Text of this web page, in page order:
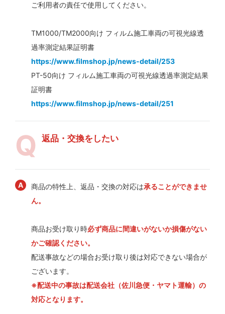
ご利用者の責任で使用してください。
TM1000/TM2000向け フィルム施工車両の可視光線透
過率測定結果証明書
https://www.filmshop.jp/news-detail/253
PT-50向け フィルム施工車両の可視光線透過率測定結果
証明書
https://www.filmshop.jp/news-detail/251
返品・交換をしたい
商品の特性上、返品・交換の対応は承ることができませ
ん。
商品お受け取り時必ず商品に間違いがないか損傷がない
かご確認ください。
配送事故などの場合お受け取り後は対応できない場合が
ございます。
※配送中の事故は配送会社（佐川急便・ヤマト運輸）の
対応となります。